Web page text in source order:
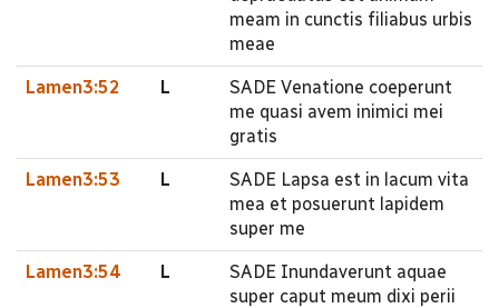
meam in cunctis filiabus urbis
meae
Lamen3:52 L
SADE Venatione coeperunt
me quasi avem inimici mei
gratis
Lamen3:53 L
SADE Lapsa est in lacum vita
mea et posuerunt lapidem
super me
Lamen3:54 L
SADE Inundaverunt aquae
super caput meum dixi perii